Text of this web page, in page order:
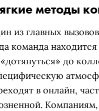
методы
из главных
команда
до
в онлайн,